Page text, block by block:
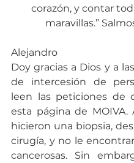
corazón, y contar
maravillas.”
Alejandro
Doy gracias a Dios y a
de intercesión de
leen las peticiones de
esta página de MOIVA.
hicieron una biopsia,
cirugía, y no le
cancerosas. Sin